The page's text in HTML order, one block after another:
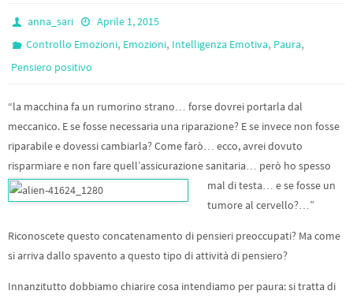
anna_sari
Aprile 1, 2015
Controllo Emozioni, Emozioni, Intelligenza Emotiva, Paura,
Pensiero positivo
“la macchina fa un rumorino strano… forse dovrei portarla dal
meccanico. E se fosse necessaria una riparazione? E se invece non fosse
riparabile e dovessi cambiarla? Come farò… ecco, avrei dovuto
risparmiare e non fare quell’assicurazione sanitaria… però ho spesso
mal di testa… e se fosse un
tumore al cervello?…”
Riconoscete questo concatenamento di pensieri preoccupati? Ma come
si arriva dallo spavento a questo tipo di attività di pensiero?
Innanzitutto dobbiamo chiarire cosa intendiamo per paura: si tratta di